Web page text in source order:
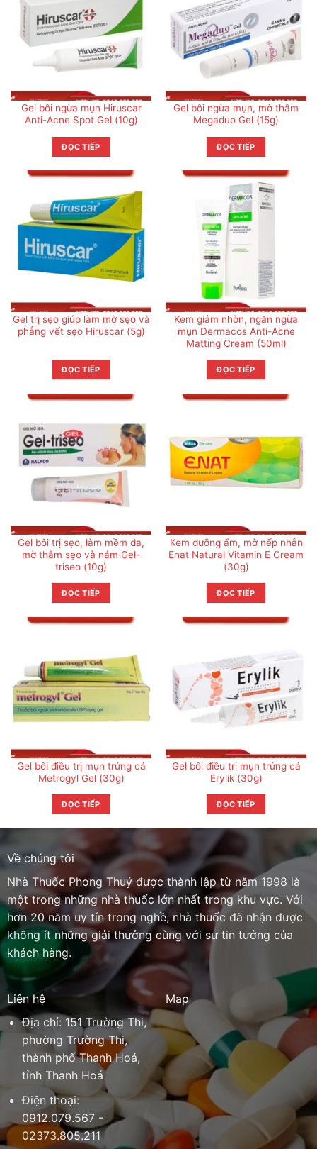
Gel bôi ngừa mụn Hiruscar
Anti-Acne Spot Gel (10g)
ĐỌC TIẾP
Gel bôi ngừa mụn, mờ thâm
Megaduo Gel (15g)
ĐỌC TIẾP
Gel trị sẹo giúp làm mờ sẹo và
phẳng vết sẹo Hiruscar (5g)
ĐỌC TIẾP
Kem giảm nhờn, ngăn ngừa
mụn Dermacos Anti-Acne
Matting Cream (50ml)
ĐỌC TIẾP
Gel bôi trị sẹo, làm mềm da,
mờ thâm sẹo và nám Gel-
triseo (10g)
ĐỌC TIẾP
Kem dưỡng ẩm, mờ nếp nhắn
Enat Natural Vitamin E Cream
(30g)
ĐỌC TIẾP
Gel bôi điều trị mụn trứng cá
Metrogyl Gel (30g)
ĐỌC TIẾP
Gel bôi điều trị mụn trứng cá
Erylik (30g)
ĐỌC TIẾP
Về chúng tôi
Nhà Thuốc Phong Thuý được thành lập từ năm 1998 là
một trong những nhà thuốc lớn nhất trong khu vực. Với
hơn 20 năm uy tín trong nghề, nhà thuốc đã nhận được
không ít những giải thưởng cùng với sự tin tưởng của
khách hàng.
Liên hệ
Địa chỉ: 151 Trường Thi,
phường Trường Thi,
thành phố Thanh Hoá,
tỉnh Thanh Hoá
Điện thoại:
0912.079.567 -
02373.805.211
Map